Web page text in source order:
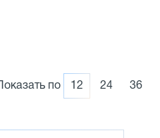
Показать по 12 24 36